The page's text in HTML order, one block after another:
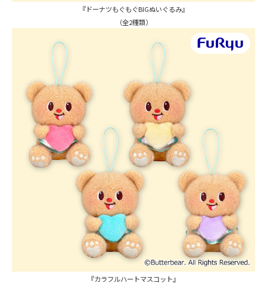
『ドーナツもぐもぐBIGぬいぐるみ』
（全2種類）
『カラフルハートマスコット』